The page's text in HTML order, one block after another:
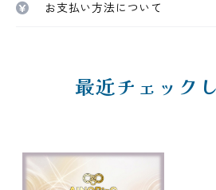
お支払い方法について
最近チェック